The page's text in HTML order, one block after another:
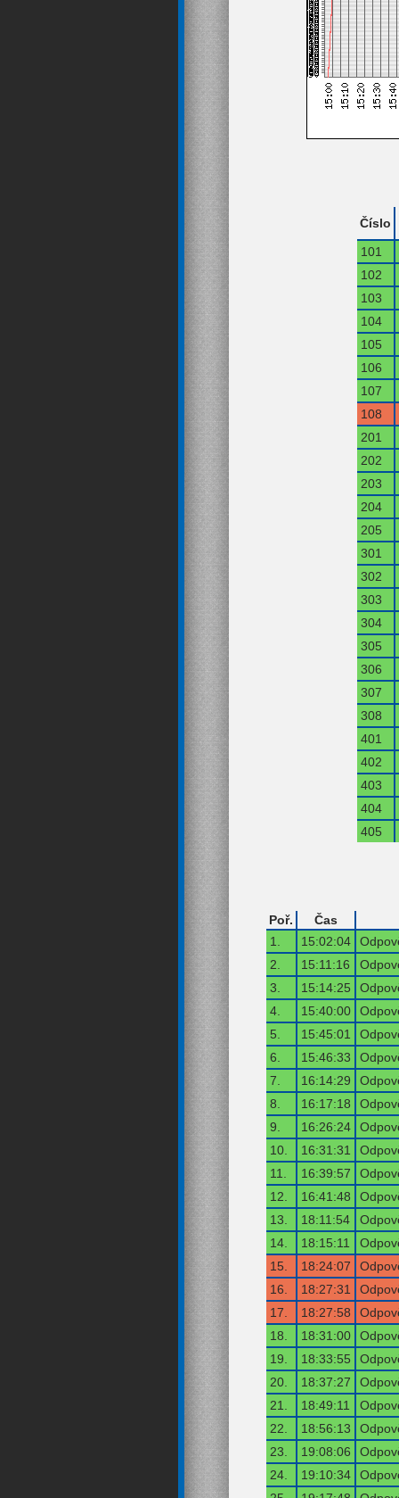
Číslo
101
102
103
104
105
106
107
108
201
202
203
204
205
301
302
303
304
305
306
307
308
401
402
403
404
405
Poř.
Čas
1.
15:02:04
2.
15:11:16
3.
15:14:25
4.
15:40:00
5.
15:45:01
6.
15:46:33
7.
16:14:29
8.
16:17:18
9.
16:26:24
10.
16:31:31
11.
16:39:57
12.
16:41:48
13.
18:11:54
14.
18:15:11
15.
18:24:07
16.
18:27:31
17.
18:27:58
18.
18:31:00
19.
18:33:55
20.
18:37:27
21.
18:49:11
22.
18:56:13
23.
19:08:06
24.
19:10:34